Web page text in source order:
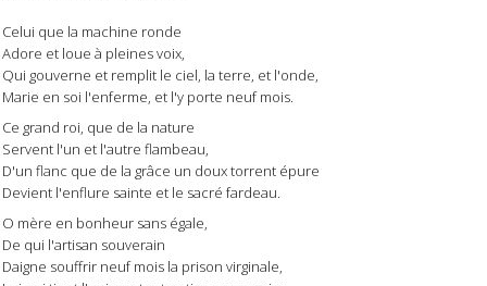
Celui que la machine ronde
Adore et loue à pleines voix,
Qui gouverne et remplit le ciel, la terre, et l'onde,
Marie en soi l'enferme, et l'y porte neuf mois.
Ce grand roi, que de la nature
Servent l'un et l'autre flambeau,
D'un flanc que de la grâce un doux torrent épure
Devient l'enflure sainte et le sacré fardeau.
O mère en bonheur sans égale,
De qui l'artisan souverain
Daigne souffrir neuf mois la prison virginale,